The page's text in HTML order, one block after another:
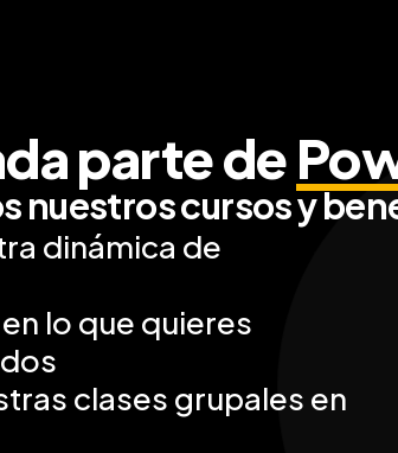
parte de
nuestros cursos y
dinámica de
lo que quieres
clases grupales en